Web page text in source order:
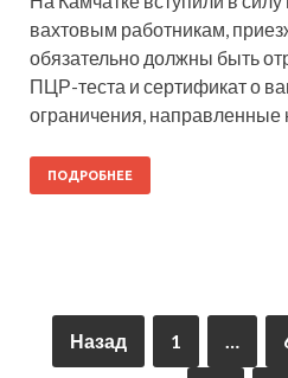
вахтовым работникам,
обязательно должны быть
ПЦР-теста и сертификат о
ограничения, направленные
ПОДРОБНЕЕ
Назад 1 …